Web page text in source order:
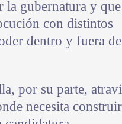
la gubernatura y que
con distintos
dentro y fuera
por su parte,
necesita